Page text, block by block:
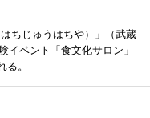
ちじゅうはちや）」（武蔵
イベント「食文化サロン」
。